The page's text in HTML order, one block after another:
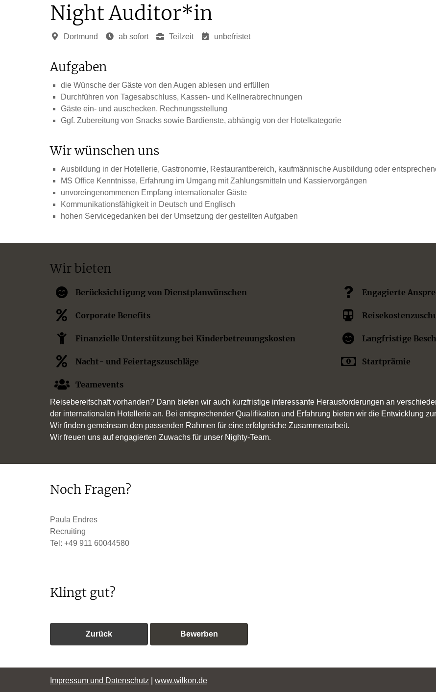
Night Auditor*in
Dortmund ab sofort Teilzeit unbefristet
Aufgaben
die Wünsche der Gäste von den Augen ablesen und erfüllen
Durchführen von Tagesabschluss, Kassen- und Kellnerabrechnungen
Gäste ein- und auschecken, Rechnungsstellung
Ggf. Zubereitung von Snacks sowie Bardienste, abhängig von der Hotelkategorie
Wir wünschen uns
Ausbildung in der Hotellerie, Gastronomie, Restaurantbereich, kaufmännische Ausbildung oder
MS Office Kenntnisse, Erfahrung im Umgang mit Zahlungsmitteln und Kassiervorgängen
unvoreingenommenen Empfang internationaler Gäste
Kommunikationsfähigkeit in Deutsch und Englisch
hohen Servicegedanken bei der Umsetzung der gestellten Aufgaben
Wir bieten
Berücksichtigung von Dienstplanwünschen Engagierte
Corporate Benefits
Finanzielle Unterstützung bei Kinderbetreuungskosten Langfristige
Nacht- und Feiertagszuschläge Startprämie
Teamevents
Reisebereitschaft vorhanden? Dann bieten wir auch kurzfristige interessante Herausforderungen an
der internationalen Hotellerie an. Bei entsprechender Qualifikation und Erfahrung bieten wir die Entwicklung
Wir finden gemeinsam den passenden Rahmen für eine erfolgreiche Zusammenarbeit.
Wir freuen uns auf engagierten Zuwachs für unser Nighty-Team.
Noch Fragen?
Paula Endres
Recruiting
Tel: +49 911 60044580
Klingt gut?
Zurück Bewerben
Impressum und Datenschutz www.wilkon.de